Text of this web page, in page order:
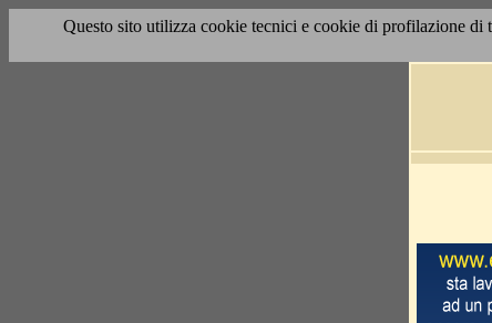
Questo sito utilizza cookie tecnici e cookie di profilazione